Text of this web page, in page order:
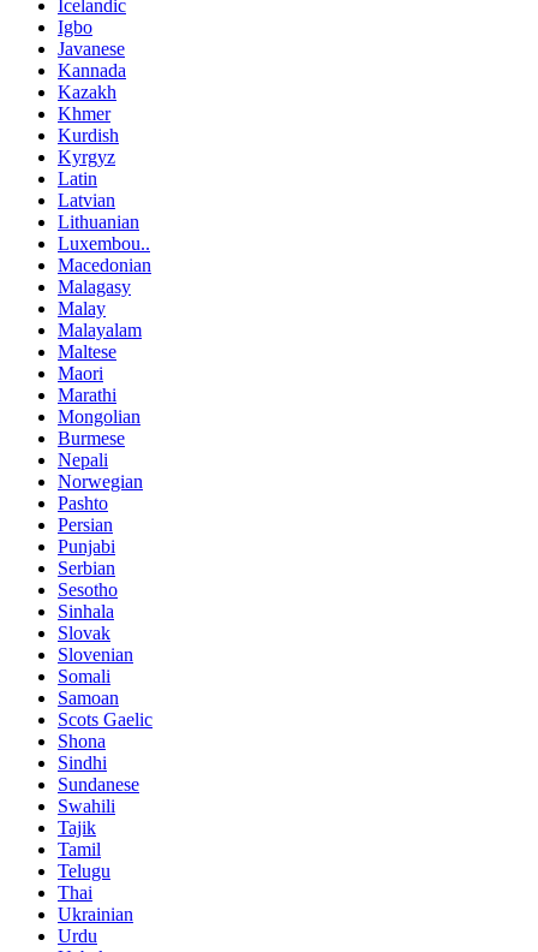
Icelandic
Igbo
Javanese
Kannada
Kazakh
Khmer
Kurdish
Kyrgyz
Latin
Latvian
Lithuanian
Luxembou..
Macedonian
Malagasy
Malay
Malayalam
Maltese
Maori
Marathi
Mongolian
Burmese
Nepali
Norwegian
Pashto
Persian
Punjabi
Serbian
Sesotho
Sinhala
Slovak
Slovenian
Somali
Samoan
Scots Gaelic
Shona
Sindhi
Sundanese
Swahili
Tajik
Tamil
Telugu
Thai
Ukrainian
Urdu